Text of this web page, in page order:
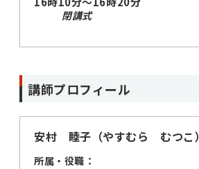
閉講式
講師プロフィール
安村 睦子（やすむら むつこ）
所属・役職：